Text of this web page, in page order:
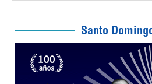
Santo